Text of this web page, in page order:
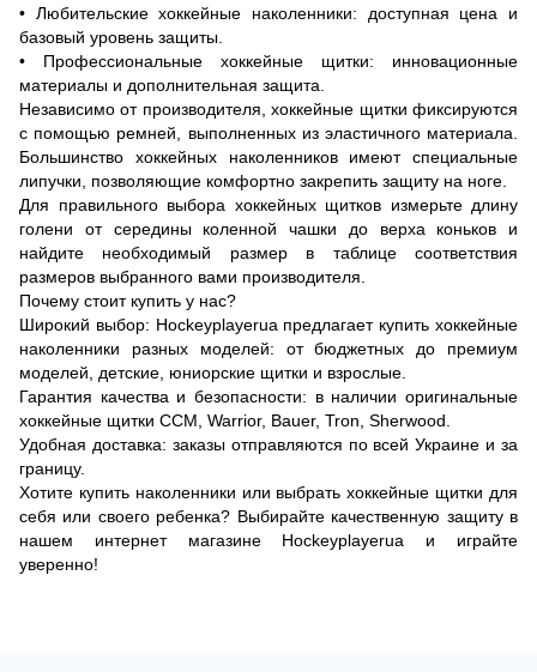
• Любительские хоккейные наколенники: доступная цена и
базовый уровень защиты.
• Профессиональные хоккейные щитки: инновационные
материалы и дополнительная защита.
Независимо от производителя, хоккейные щитки фиксируются
с помощью ремней, выполненных из эластичного материала.
Большинство хоккейных наколенников имеют специальные
липучки, позволяющие комфортно закрепить защиту на ноге.
Для правильного выбора хоккейных щитков измерьте длину
голени от середины коленной чашки до верха коньков и
найдите необходимый размер в таблице соответствия
размеров выбранного вами производителя.
Почему стоит купить у нас?
Широкий выбор: Hockeyplayerua предлагает купить хоккейные
наколенники разных моделей: от бюджетных до премиум
моделей, детские, юниорские щитки и взрослые.
Гарантия качества и безопасности: в наличии оригинальные
хоккейные щитки ССM, Warrior, Bauer, Tron, Sherwood.
Удобная доставка: заказы отправляются по всей Украине и за
границу.
Хотите купить наколенники или выбрать хоккейные щитки для
себя или своего ребенка? Выбирайте качественную защиту в
нашем интернет магазине Hockeyplayerua и играйте
уверенно!